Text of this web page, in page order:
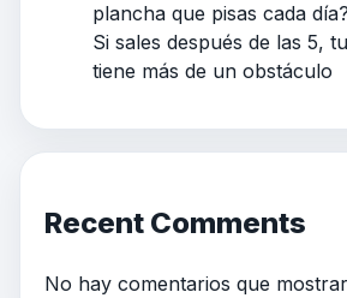
plancha que pisas cada día?
Si sales después de las 5,
tiene más de un obstáculo
Recent Comments
No hay comentarios que